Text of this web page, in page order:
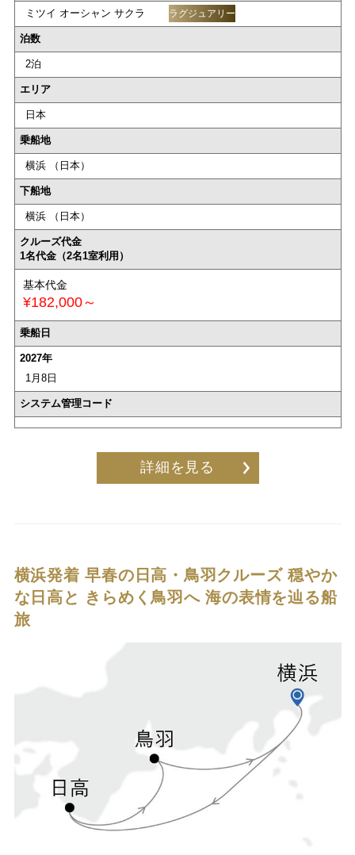
ミツイ オーシャン サクラ ラグジュアリー
泊数
2泊
エリア
日本
乗船地
横浜 （日本）
下船地
横浜 （日本）
クルーズ代金
1名代金（2名1室利用）
基本代金
¥182,000～
乗船日
2027年
1月8日
システム管理コード
詳細を見る
横浜発着 早春の日高・鳥羽クルーズ 穏やか
な日高と きらめく鳥羽へ 海の表情を辿る船
旅